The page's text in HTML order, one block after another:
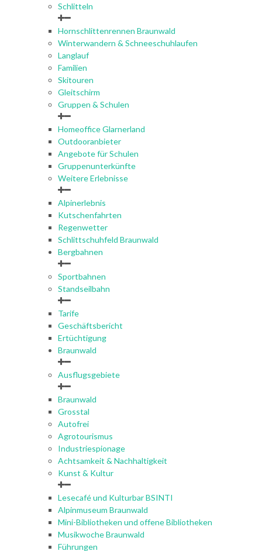
Schlitteln
Hornschlittenrennen Braunwald
Winterwandern & Schneeschuhlaufen
Langlauf
Familien
Skitouren
Gleitschirm
Gruppen & Schulen
Homeoffice Glarnerland
Outdooranbieter
Angebote für Schulen
Gruppenunterkünfte
Weitere Erlebnisse
Alpinerlebnis
Kutschenfahrten
Regenwetter
Schlittschuhfeld Braunwald
Bergbahnen
Sportbahnen
Standseilbahn
Tarife
Geschäftsbericht
Ertüchtigung
Braunwald
Ausflugsgebiete
Braunwald
Grosstal
Autofrei
Agrotourismus
Industriespionage
Achtsamkeit & Nachhaltigkeit
Kunst & Kultur
Lesecafé und Kulturbar BSINTI
Alpinmuseum Braunwald
Mini-Bibliotheken und offene Bibliotheken
Musikwoche Braunwald
Führungen